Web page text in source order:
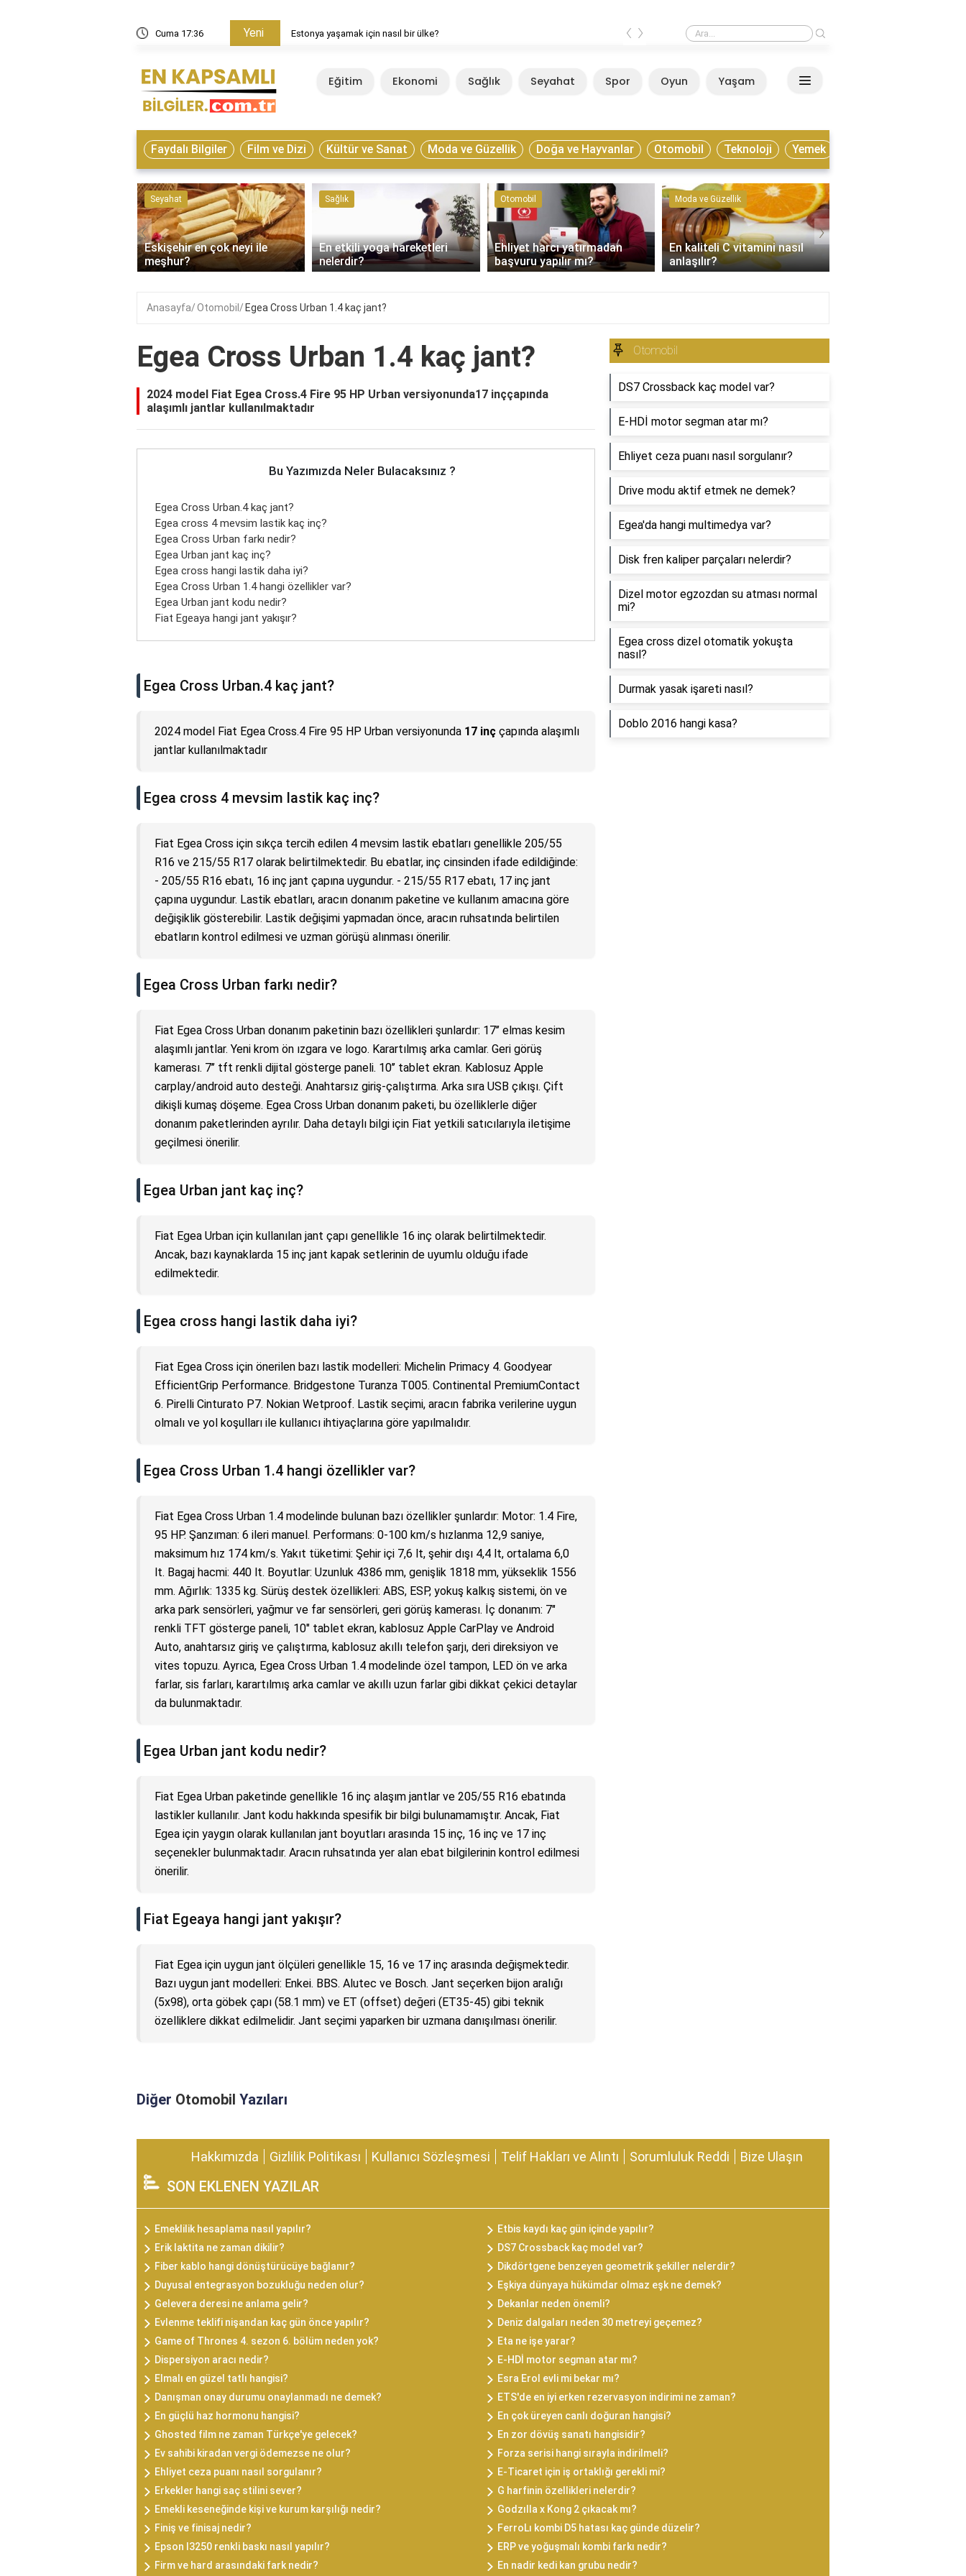
Cuma 17:36 Yeni Estonya yaşamak için nasıl bir ülke? Estonya yaşamak için nasıl bir ülke?
‹ ›
Eğitim Ekonomi Sağlık Seyahat Spor Oyun Yaşam
Faydalı Bilgiler Film ve Dizi Kültür ve Sanat Moda ve Güzellik Doğa ve Hayvanlar Otomobil Teknoloji Yemek
Seyahat
Eskişehir en çok neyi ile
meşhur?
Sağlık
En etkili yoga hareketleri
nelerdir?
Otomobil
Ehliyet harcı yatırmadan
başvuru yapılır mı?
Moda ve Güzellik
En kaliteli C vitamini nasıl
anlaşılır?
‹ ›
Anasayfa Otomobil Egea Cross Urban 1.4 kaç jant?
Egea Cross Urban 1.4 kaç jant?
2024 model Fiat Egea Cross.4 Fire 95 HP Urban versiyonunda17 inççapında
alaşımlı jantlar kullanılmaktadır
Bu Yazımızda Neler Bulacaksınız ?
Egea Cross Urban.4 kaç jant?
Egea cross 4 mevsim lastik kaç inç?
Egea Cross Urban farkı nedir?
Egea Urban jant kaç inç?
Egea cross hangi lastik daha iyi?
Egea Cross Urban 1.4 hangi özellikler var?
Egea Urban jant kodu nedir?
Fiat Egeaya hangi jant yakışır?
Egea Cross Urban.4 kaç jant?
2024 model Fiat Egea Cross.4 Fire 95 HP Urban versiyonunda 17 inç çapında alaşımlı
jantlar kullanılmaktadır
Egea cross 4 mevsim lastik kaç inç?
Fiat Egea Cross için sıkça tercih edilen 4 mevsim lastik ebatları genellikle 205/55
R16 ve 215/55 R17 olarak belirtilmektedir. Bu ebatlar, inç cinsinden ifade edildiğinde:
- 205/55 R16 ebatı, 16 inç jant çapına uygundur. - 215/55 R17 ebatı, 17 inç jant
çapına uygundur. Lastik ebatları, aracın donanım paketine ve kullanım amacına göre
değişiklik gösterebilir. Lastik değişimi yapmadan önce, aracın ruhsatında belirtilen
ebatların kontrol edilmesi ve uzman görüşü alınması önerilir.
Egea Cross Urban farkı nedir?
Fiat Egea Cross Urban donanım paketinin bazı özellikleri şunlardır: 17’’ elmas kesim
alaşımlı jantlar. Yeni krom ön ızgara ve logo. Karartılmış arka camlar. Geri görüş
kamerası. 7’’ tft renkli dijital gösterge paneli. 10’’ tablet ekran. Kablosuz Apple
carplay/android auto desteği. Anahtarsız giriş-çalıştırma. Arka sıra USB çıkışı. Çift
dikişli kumaş döşeme. Egea Cross Urban donanım paketi, bu özelliklerle diğer
donanım paketlerinden ayrılır. Daha detaylı bilgi için Fiat yetkili satıcılarıyla iletişime
geçilmesi önerilir.
Egea Urban jant kaç inç?
Fiat Egea Urban için kullanılan jant çapı genellikle 16 inç olarak belirtilmektedir.
Ancak, bazı kaynaklarda 15 inç jant kapak setlerinin de uyumlu olduğu ifade
edilmektedir.
Egea cross hangi lastik daha iyi?
Fiat Egea Cross için önerilen bazı lastik modelleri: Michelin Primacy 4. Goodyear
EfficientGrip Performance. Bridgestone Turanza T005. Continental PremiumContact
6. Pirelli Cinturato P7. Nokian Wetproof. Lastik seçimi, aracın fabrika verilerine uygun
olmalı ve yol koşulları ile kullanıcı ihtiyaçlarına göre yapılmalıdır.
Egea Cross Urban 1.4 hangi özellikler var?
Fiat Egea Cross Urban 1.4 modelinde bulunan bazı özellikler şunlardır: Motor: 1.4 Fire,
95 HP. Şanzıman: 6 ileri manuel. Performans: 0-100 km/s hızlanma 12,9 saniye,
maksimum hız 174 km/s. Yakıt tüketimi: Şehir içi 7,6 lt, şehir dışı 4,4 lt, ortalama 6,0
lt. Bagaj hacmi: 440 lt. Boyutlar: Uzunluk 4386 mm, genişlik 1818 mm, yükseklik 1556
mm. Ağırlık: 1335 kg. Sürüş destek özellikleri: ABS, ESP, yokuş kalkış sistemi, ön ve
arka park sensörleri, yağmur ve far sensörleri, geri görüş kamerası. İç donanım: 7"
renkli TFT gösterge paneli, 10" tablet ekran, kablosuz Apple CarPlay ve Android
Auto, anahtarsız giriş ve çalıştırma, kablosuz akıllı telefon şarjı, deri direksiyon ve
vites topuzu. Ayrıca, Egea Cross Urban 1.4 modelinde özel tampon, LED ön ve arka
farlar, sis farları, karartılmış arka camlar ve akıllı uzun farlar gibi dikkat çekici detaylar
da bulunmaktadır.
Egea Urban jant kodu nedir?
Fiat Egea Urban paketinde genellikle 16 inç alaşım jantlar ve 205/55 R16 ebatında
lastikler kullanılır. Jant kodu hakkında spesifik bir bilgi bulunamamıştır. Ancak, Fiat
Egea için yaygın olarak kullanılan jant boyutları arasında 15 inç, 16 inç ve 17 inç
seçenekler bulunmaktadır. Aracın ruhsatında yer alan ebat bilgilerinin kontrol edilmesi
önerilir.
Fiat Egeaya hangi jant yakışır?
Fiat Egea için uygun jant ölçüleri genellikle 15, 16 ve 17 inç arasında değişmektedir.
Bazı uygun jant modelleri: Enkei. BBS. Alutec ve Bosch. Jant seçerken bijon aralığı
(5x98), orta göbek çapı (58.1 mm) ve ET (offset) değeri (ET35-45) gibi teknik
özelliklere dikkat edilmelidir. Jant seçimi yaparken bir uzmana danışılması önerilir.
Diğer Otomobil Yazıları
Otomobil
DS7 Crossback kaç model var?
E-HDİ motor segman atar mı?
Ehliyet ceza puanı nasıl sorgulanır?
Drive modu aktif etmek ne demek?
Egea'da hangi multimedya var?
Disk fren kaliper parçaları nelerdir?
Dizel motor egzozdan su atması normal
mi?
Egea cross dizel otomatik yokuşta
nasıl?
Durmak yasak işareti nasıl?
Doblo 2016 hangi kasa?
Hakkımızda Gizlilik Politikası Kullanıcı Sözleşmesi Telif Hakları ve Alıntı Sorumluluk Reddi Bize Ulaşın
SON EKLENEN YAZILAR
Emeklilik hesaplama nasıl yapılır?
Etbis kaydı kaç gün içinde yapılır?
Erik laktita ne zaman dikilir?
DS7 Crossback kaç model var?
Fiber kablo hangi dönüştürücüye bağlanır?
Dikdörtgene benzeyen geometrik şekiller nelerdir?
Duyusal entegrasyon bozukluğu neden olur?
Eşkiya dünyaya hükümdar olmaz eşk ne demek?
Gelevera deresi ne anlama gelir?
Dekanlar neden önemli?
Evlenme teklifi nişandan kaç gün önce yapılır?
Deniz dalgaları neden 30 metreyi geçemez?
Game of Thrones 4. sezon 6. bölüm neden yok?
Eta ne işe yarar?
Dispersiyon aracı nedir?
E-HDİ motor segman atar mı?
Elmalı en güzel tatlı hangisi?
Esra Erol evli mi bekar mı?
Danışman onay durumu onaylanmadı ne demek?
ETS'de en iyi erken rezervasyon indirimi ne zaman?
En güçlü haz hormonu hangisi?
En çok üreyen canlı doğuran hangisi?
Ghosted film ne zaman Türkçe'ye gelecek?
En zor dövüş sanatı hangisidir?
Ev sahibi kiradan vergi ödemezse ne olur?
Forza serisi hangi sırayla indirilmeli?
Ehliyet ceza puanı nasıl sorgulanır?
E-Ticaret için iş ortaklığı gerekli mi?
Erkekler hangi saç stilini sever?
G harfinin özellikleri nelerdir?
Emekli keseneğinde kişi ve kurum karşılığı nedir?
Godzılla x Kong 2 çıkacak mı?
Finiş ve finisaj nedir?
FerroLı kombi D5 hatası kaç günde düzelir?
Epson l3250 renkli baskı nasıl yapılır?
ERP ve yoğuşmalı kombi farkı nedir?
Firm ve hard arasındaki fark nedir?
En nadir kedi kan grubu nedir?